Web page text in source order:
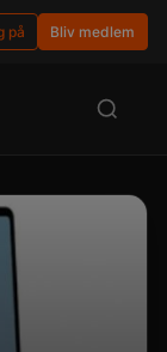
på Bliv medlem